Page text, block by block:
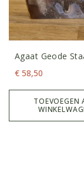
Agaat Geode
€ 58,50
TOEVOEGEN